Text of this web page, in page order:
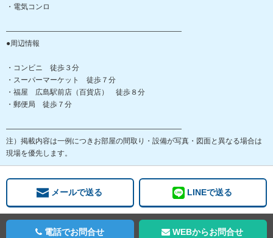
・電気コンロ
――――――――――――――――――――――――
●周辺情報
・コンビニ 徒歩３分
・スーパーマーケット 徒歩７分
・福屋 広島駅前店（百貨店） 徒歩８分
・郵便局 徒歩７分
――――――――――――――――――――――――
注）掲載内容は一例につきお部屋の間取り・設備が写真・図面と異なる場合は
現場を優先します。
メールで送る LINEで送る
電話でお問合せ WEBからお問合せ